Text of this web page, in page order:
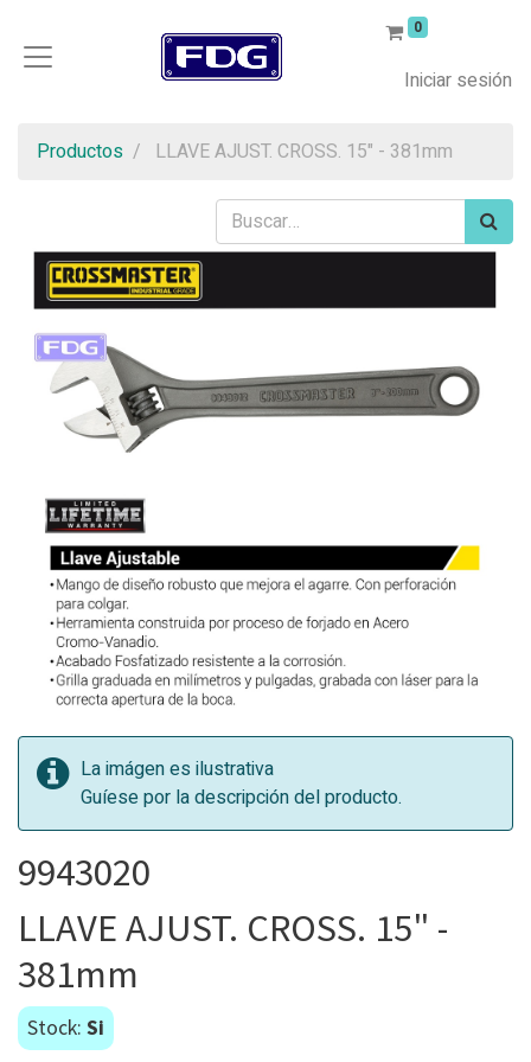
0
Iniciar sesión
Productos LLAVE AJUST. CROSS. 15" - 381mm
La imágen es ilustrativa
Guíese por la descripción del producto.
9943020
LLAVE AJUST. CROSS. 15" -
381mm
Stock: Si